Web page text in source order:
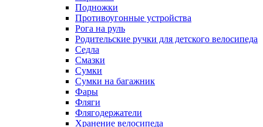
Подножки
Противоугонные устройства
Рога на руль
Родительские ручки для детского велосипеда
Седла
Смазки
Сумки
Сумки на багажник
Фары
Фляги
Флягодержатели
Хранение велосипеда